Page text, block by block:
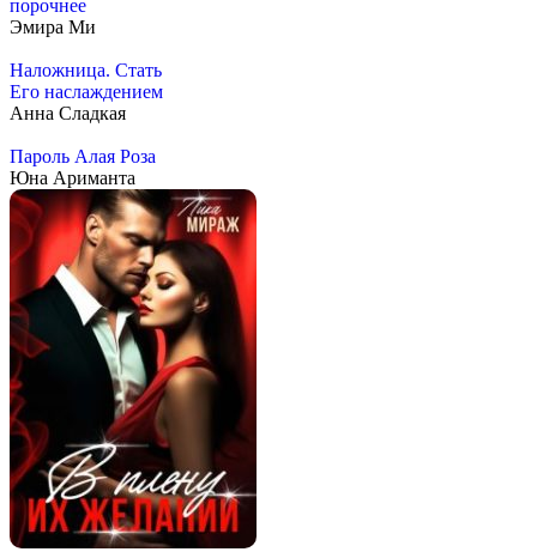
порочнее
Эмира Ми
Наложница. Стать
Его наслаждением
Анна Сладкая
Пароль Алая Роза
Юна Ариманта